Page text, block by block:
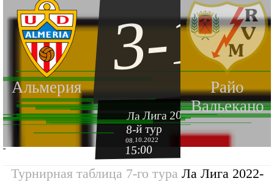
Альмерия
Райо
Вальекано
3-1
Ла Лига 2022-2023
8-й тур
08.10.2022
15:00
''
Турнирная таблица 7-го тура Ла Лига 2022-